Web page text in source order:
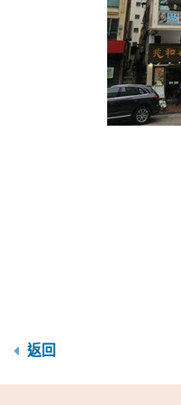
返回